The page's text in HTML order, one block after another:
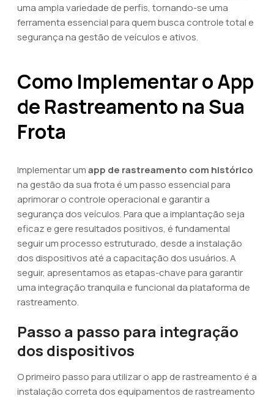
uma ampla variedade de perfis, tornando-se uma
ferramenta essencial para quem busca controle total e
segurança na gestão de veículos e ativos.
Como Implementar o App
de Rastreamento na Sua
Frota
Implementar umapp de rastreamento com histórico
na gestão da sua frota é um passo essencial para
aprimorar o controle operacional e garantir a
segurança dos veículos. Para que a implantação seja
eficaz e gere resultados positivos, é fundamental
seguir um processo estruturado, desde a instalação
dos dispositivos até a capacitação dos usuários. A
seguir, apresentamos as etapas-chave para garantir
uma integração tranquila e funcional da plataforma de
rastreamento.
Passo a passo para integração
dos dispositivos
O primeiro passo para utilizar o app de rastreamento é a
instalação correta dos equipamentos de rastreamento